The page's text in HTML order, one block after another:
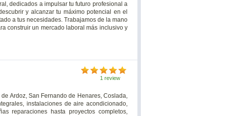
dedicados a impulsar tu futuro profesional a
y alcanzar tu máximo potencial en el
a tus necesidades. Trabajamos de la mano
construir un mercado laboral más inclusivo y
1 review
Ardoz, San Fernando de Henares, Coslada,
instalaciones de aire acondicionado,
reparaciones hasta proyectos completos,